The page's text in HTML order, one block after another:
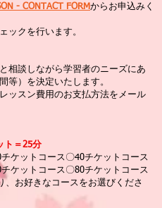
- CONTACT FORMからお申込みく
ックを行います。
相談しながら学習者のニーズにあ
等）を決定いたします。
ッスン費用のお支払方法をメール
ト＝25分
ケットコース〇40チケットコース
ケットコース〇80チケットコース
、お好きなコースをお選びくださ